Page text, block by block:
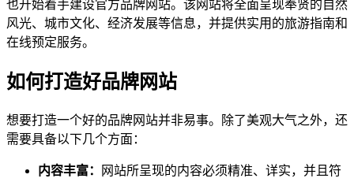
也开始着手建设官方品牌网站。该网站将全面呈现奉贤的自然
风光、城市文化、经济发展等信息，并提供实用的旅游指南和
在线预定服务。
如何打造好品牌网站
想要打造一个好的品牌网站并非易事。除了美观大气之外，还
需要具备以下几个方面：
内容丰富：
网站所呈现的内容必须精准、详实，并且符